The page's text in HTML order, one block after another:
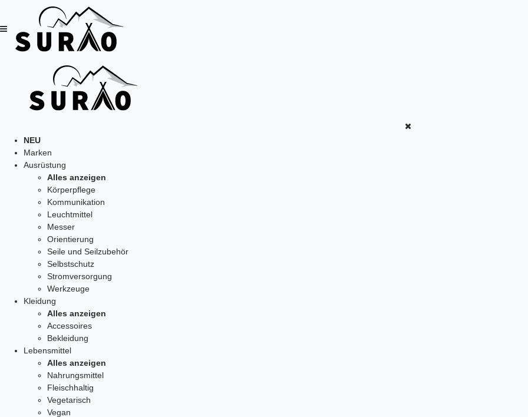
NEU
Marken
Ausrüstung
Alles anzeigen
Körperpflege
Kommunikation
Leuchtmittel
Messer
Orientierung
Seile und Seilzubehör
Selbstschutz
Stromversorgung
Werkzeuge
Kleidung
Alles anzeigen
Accessoires
Bekleidung
Lebensmittel
Alles anzeigen
Nahrungsmittel
Fleischhaltig
Vegetarisch
Vegan